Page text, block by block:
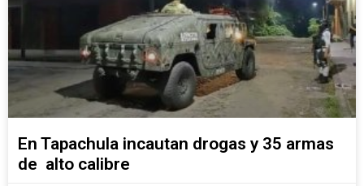
En Tapachula incautan drogas y 35 armas
de alto calibre